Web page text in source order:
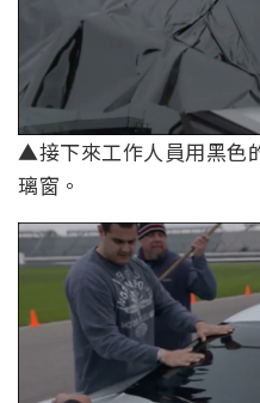
▲接下來工作人員用黑色
璃窗。